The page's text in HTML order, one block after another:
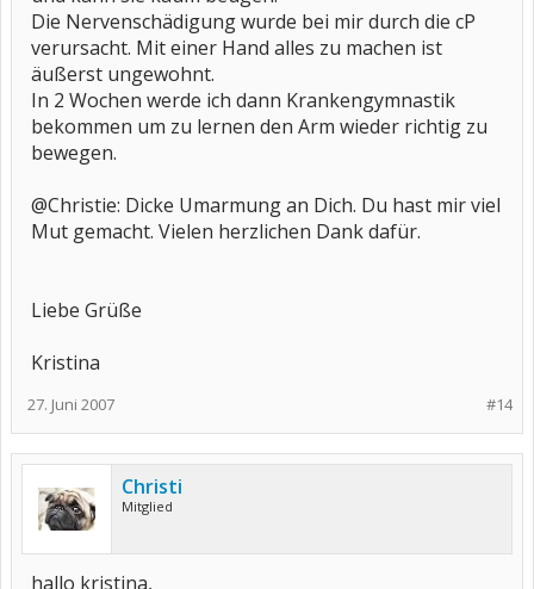
Die Nervenschädigung wurde bei mir durch die cP
verursacht. Mit einer Hand alles zu machen ist
äußerst ungewohnt.
In 2 Wochen werde ich dann Krankengymnastik
bekommen um zu lernen den Arm wieder richtig zu
bewegen.
@Christie: Dicke Umarmung an Dich. Du hast mir viel
Mut gemacht. Vielen herzlichen Dank dafür.
Liebe Grüße
Kristina
#14
27. Juni 2007
Christi
Mitglied
hallo kristina,